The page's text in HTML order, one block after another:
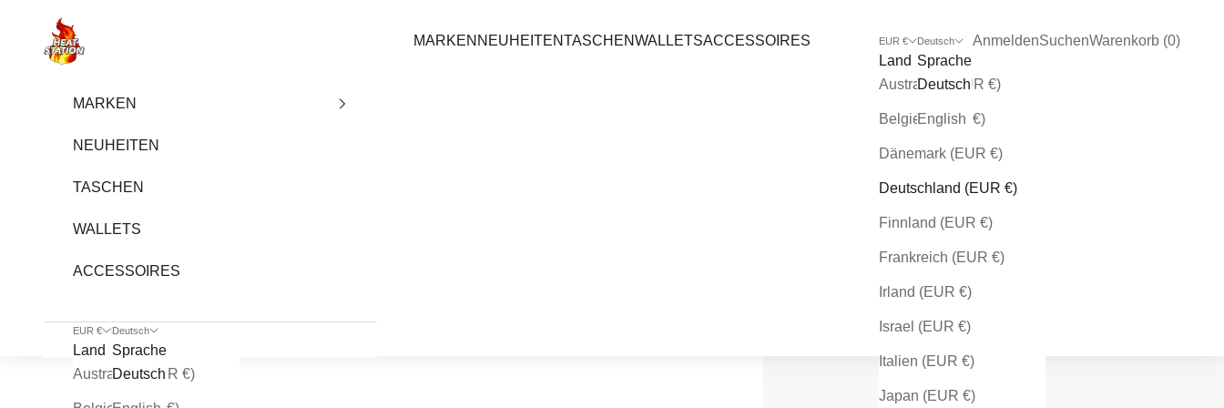
heatstation
MARKEN NEUHEITENTASCHENWALLETSACCESSOIRES EUR €
Land
Australien (EUR €)
Belgien (EUR €)
Dänemark (EUR €)
Deutschland (EUR €)
Finnland (EUR €)
Frankreich (EUR €)
Irland (EUR €)
Israel (EUR €)
Italien (EUR €)
Japan (EUR €)
Deutsch
Sprache
Deutsch
English
Kundenkontoseite öffnen
AnmeldenSuche öffnen
SuchenWarenkorb öffnen
Warenkorb (0)
MARKEN
NEUHEITEN
TASCHEN
WALLETS
ACCESSOIRES
EUR €
Land
Australien (EUR €)
Deutsch
Sprache
Deutsch